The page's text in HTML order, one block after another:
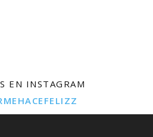
EN INSTAGRAM